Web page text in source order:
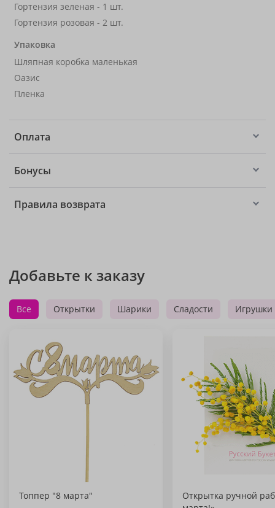
Гортензия зеленая - 1 шт.
Гортензия розовая - 2 шт.
Упаковка
Шляпная коробка маленькая
Оазис
Пленка
Оплата
Бонусы
Правила возврата
Добавьте к заказу
Все Открытки Шарики Сладости Игрушки
Топпер "8 марта"
Открытка ручной